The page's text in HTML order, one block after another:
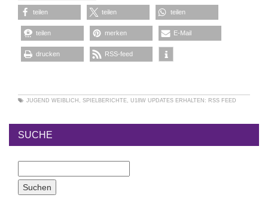
teilen teilen teilen
teilen merken E-Mail
drucken RSS-feed
JUGEND WEIBLICH , SPIELBERICHTE, U18W UPDATES ERHALTEN: RSS FEED
SUCHE